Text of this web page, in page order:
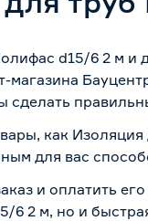
d15/6 2 м и
магазина
сделать
как
для вас
и оплатить
6 2 м, но и